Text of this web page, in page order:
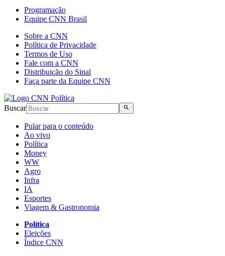
Programação
Equipe CNN Brasil
Sobre a CNN
Política de Privacidade
Termos de Uso
Fale com a CNN
Distribuição do Sinal
Faça parte da Equipe CNN
Buscar
Pular para o conteúdo
Ao vivo
Política
Money
WW
Agro
Infra
IA
Esportes
Viagem & Gastronomia
Política
Eleições
Índice CNN